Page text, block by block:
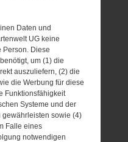
Daten und
UG keine
Person. Diese
um (1) die
auszuliefern, (2) die
die Werbung für diese
Funktionsfähigkeit
Systeme und der
gewährleisten sowie (4)
Falle eines
notwendigen